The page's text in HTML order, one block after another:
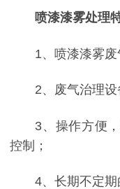
喷漆漆雾处理
1、喷漆漆雾废
2、废气治理设
3、操作方便
控制；
4、长期不定期